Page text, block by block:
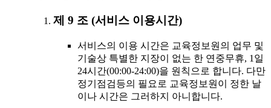
제 9 조 (서비스 이용시간)
서비스의 이용 시간은 교육정보원의 업무 및
기술상 특별한 지장이 없는 한 연중무휴, 1일
24시간(00:00-24:00)을 원칙으로 합니다. 다만
정기점검등의 필요로 교육정보원이 정한 날
이나 시간은 그러하지 아니합니다.